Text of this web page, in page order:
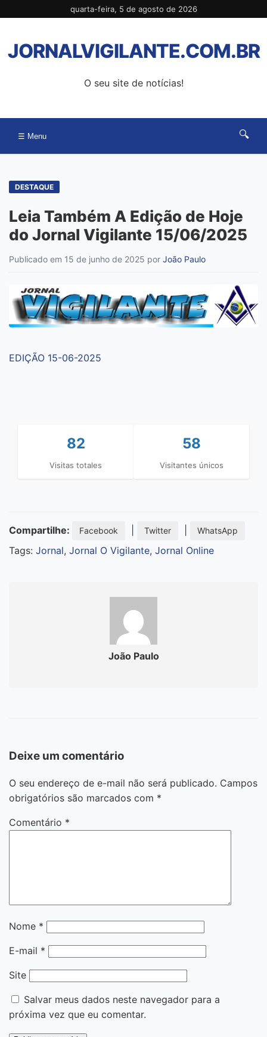
para
conteúdo
quarta-feira, 5 de agosto de 2026
JORNALVIGILANTE.COM.BR
O seu site de notícias!
☰ Menu 🔍
DESTAQUE
Leia Também A Edição de Hoje
do Jornal Vigilante 15/06/2025
Publicado em 15 de junho de 2025 por João Paulo
EDIÇÃO 15-06-2025
82
Visitas totales
58
Visitantes únicos
Compartilhe: Facebook Twitter WhatsApp
Tags: Jornal, Jornal O Vigilante, Jornal Online
João Paulo
Deixe um comentário
O seu endereço de e-mail não será publicado. Campos
obrigatórios são marcados com *
Comentário *
Nome *
E-mail *
Site
Salvar meus dados neste navegador para a
próxima vez que eu comentar.